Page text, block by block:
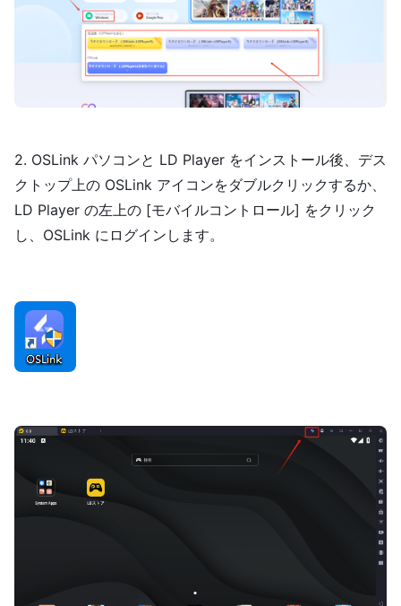
2. OSLink パソコンと LD Player をインストール後、デス
クトップ上の OSLink アイコンをダブルクリックするか、
LD Player の左上の [モバイルコントロール] をクリック
し、OSLink にログインします。